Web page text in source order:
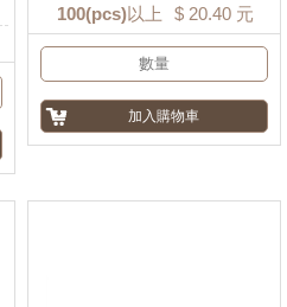
100(pcs)以上 $ 20.40 元